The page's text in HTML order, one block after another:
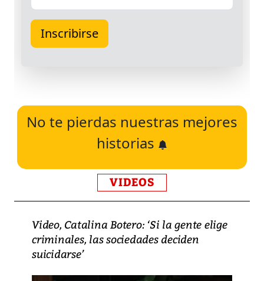
No te pierdas nuestras mejores
historias
VIDEOS
Video, Catalina Botero: ‘Si la gente elige
criminales, las sociedades deciden
suicidarse’